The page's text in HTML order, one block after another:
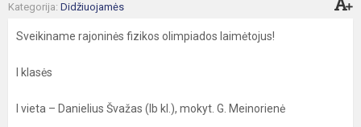
Kategorija: Didžiuojamės
Sveikiname rajoninės fizikos olimpiados laimėtojus!
I klasės
I vieta – Danielius Švažas (Ib kl.), mokyt. G. Meinorienė